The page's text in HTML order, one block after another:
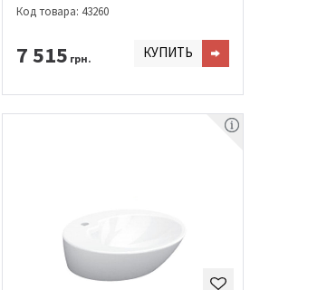
Код товара: 43260
7 515 грн. КУПИТЬ